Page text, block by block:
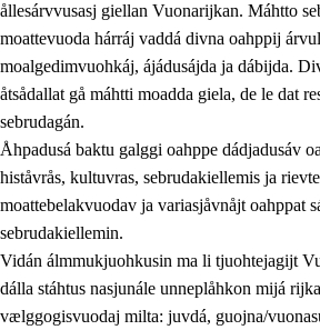
ållesárvvusasj giellan Vuonarijkan. Máhtto
moattevuoda hárráj vaddá divna oahppij
moalgedimvuohkáj, ájádusájda ja dábijda.
åtsådallat gå máhtti moadda giela, de le dat
sebrudagán.
Åhpadusá baktu galggi oahppe dádjadusáv
histåvrås, kultuvras, sebrudakiellemis ja
moattebelakvuodav ja variasjåvnåjt oahppat
sebrudakiellemin.
Vidán álmmukjuohkusin ma li tjuohtejagijt
dálla stáhtus nasjunále unneplåhkon mijá
vælggogisvuodaj milta: juvdá, guojna/